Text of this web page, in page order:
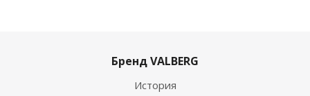
Бренд VALBERG
История